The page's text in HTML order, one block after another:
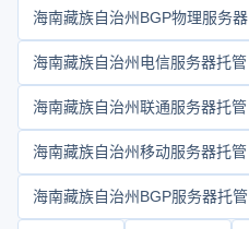
海南藏族自治州BGP物理服务器
海南藏族自治州电信服务器托管
海南藏族自治州联通服务器托管
海南藏族自治州移动服务器托管
海南藏族自治州BGP服务器托管